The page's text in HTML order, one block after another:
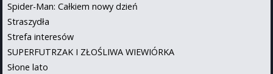
Spider-Man: Całkiem nowy dzień
Straszydła
Strefa interesów
SUPERFUTRZAK I ZŁOŚLIWA WIEWIÓRKA
Słone lato